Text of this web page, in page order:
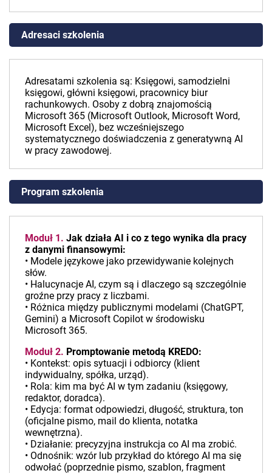
Adresaci szkolenia
Adresatami szkolenia są: Księgowi, samodzielni
księgowi, główni księgowi, pracownicy biur
rachunkowych. Osoby z dobrą znajomością
Microsoft 365 (Microsoft Outlook, Microsoft Word,
Microsoft Excel), bez wcześniejszego
systematycznego doświadczenia z generatywną AI
w pracy zawodowej.
Program szkolenia
Moduł 1. Jak działa AI i co z tego wynika dla pracy
z danymi finansowymi:
• Modele językowe jako przewidywanie kolejnych
słów.
• Halucynacje AI, czym są i dlaczego są szczególnie
groźne przy pracy z liczbami.
• Różnica między publicznymi modelami (ChatGPT,
Gemini) a Microsoft Copilot w środowisku
Microsoft 365.
Moduł 2. Promptowanie metodą KREDO:
• Kontekst: opis sytuacji i odbiorcy (klient
indywidualny, spółka, urząd).
• Rola: kim ma być AI w tym zadaniu (księgowy,
redaktor, doradca).
• Edycja: format odpowiedzi, długość, struktura, ton
(oficjalne pismo, mail do klienta, notatka
wewnętrzna).
• Działanie: precyzyjna instrukcja co AI ma zrobić.
• Odnośnik: wzór lub przykład do którego AI ma się
odwołać (poprzednie pismo, szablon, fragment